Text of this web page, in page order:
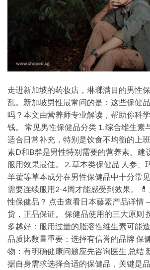
走进新加坡的药妆店，琳瑯满目的男性
乱。新加坡男性最常问的是：这些保健
吗？本文由营养师专业解读，帮助你科
钱。 常见男性保健品分类 1. 综合维生素
适合日常补充，特别是饮食不均衡的上
素D和B群是男性特别需要的营养素。建
服用效果最佳。 2. 草本类保健品 人参、
羊藿等草本成分在男性保健品中十分常
需要连续服用2-4周才能感受到效果。
性保健品？ 点击查看日本藤素产品详情
货，正品保证。 保健品使用的三大原则
多越好：服用过量的脂溶性维生素可能
品质比数量重要：选择有信誉的品牌 保
物：有明确健康问题应先咨询医生 总结
据自身需求选择合适的保健品，关键是